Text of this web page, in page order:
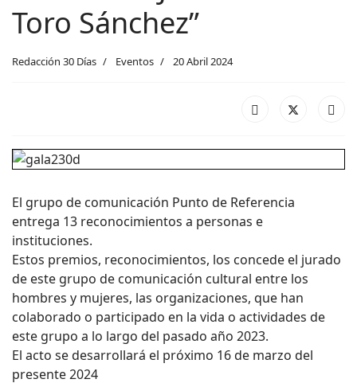
Toro Sánchez”
Redacción 30 Días Eventos 20 Abril 2024
El grupo de comunicación Punto de Referencia
entrega 13 reconocimientos a personas e
instituciones.
Estos premios, reconocimientos, los concede el jurado
de este grupo de comunicación cultural entre los
hombres y mujeres, las organizaciones, que han
colaborado o participado en la vida o actividades de
este grupo a lo largo del pasado año 2023.
El acto se desarrollará el próximo 16 de marzo del
presente 2024